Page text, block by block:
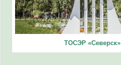
ТОСЭР «Северск»